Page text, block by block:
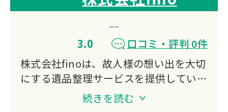
3.0
口コミ・評判 0件
株式会社finoは、故人様の想い出を大切
にする遺品整理サービスを提供していま
一つひとつの品物に込められた想いを尊
続きを読む